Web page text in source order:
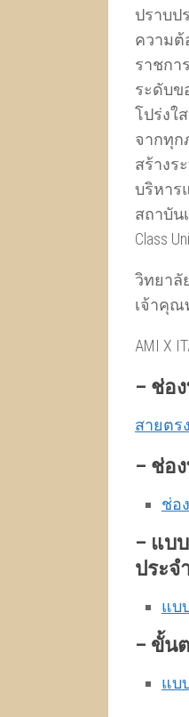
ปราบป
ความต้
ราชกา
ระดับข
โปร่งใ
จากทุก
สร้างร
บริหาร
สถาบัน
Class
วิทยาลั
เจ้าคุณ
AMI X
– ช่อ
สายต
– ช่อ
ช่อ
– แบ
ประจ
แบ
– ขั้น
แบ